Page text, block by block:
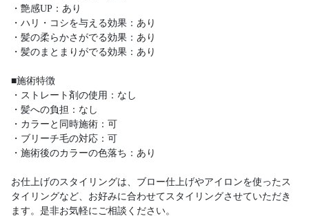
・艶感UP：あり
・ハリ・コシを与える効果：あり
・髪の柔らかさがでる効果：あり
・髪のまとまりがでる効果：あり
■施術特徴
・ストレート剤の使用：なし
・髪への負担：なし
・カラーと同時施術：可
・ブリーチ毛の対応：可
・施術後のカラーの色落ち：あり
お仕上げのスタイリングは、ブロー仕上げやアイロンを使ったス
タイリングなど、お好みに合わせてスタイリングさせていただき
ます。是非お気軽にご相談ください。